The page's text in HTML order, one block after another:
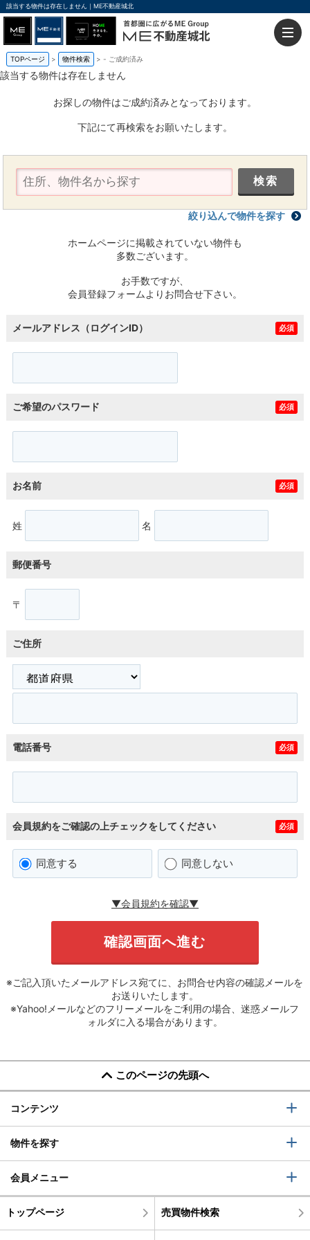
該当する物件は存在しません｜ME不動産城北
TOPページ 物件検索 - ご成約済み
該当する物件は存在しません
お探しの物件はご成約済みとなっております。
下記にて再検索をお願いたします。
絞り込んで物件を探す
ホームページに掲載されていない物件も
多数ございます。
お手数ですが、
会員登録フォームよりお問合せ下さい。
メールアドレス（ログインID） 必須
ご希望のパスワード 必須
お名前 必須
姓 名
郵便番号
〒
ご住所
電話番号 必須
会員規約をご確認の上チェックをしてください 必須
同意する 同意しない
▼会員規約を確認▼
※ご記入頂いたメールアドレス宛てに、お問合せ内容の確認メールを
お送りいたします。
※Yahoo!メールなどのフリーメールをご利用の場合、迷惑メールフ
ォルダに入る場合があります。
このページの先頭へ
コンテンツ
物件を探す
会員メニュー
トップページ 売買物件検索